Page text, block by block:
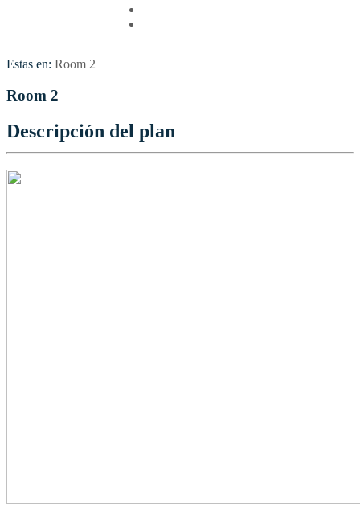
Estas en: Room 2
Room 2
Descripción del plan